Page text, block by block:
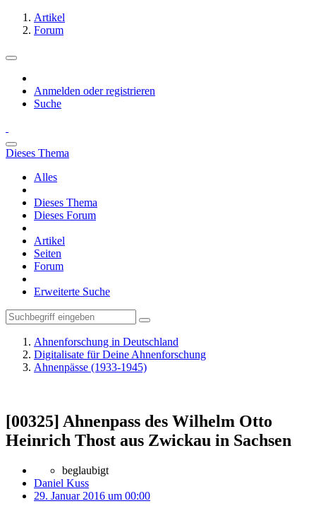
Artikel
Forum
Anmelden oder registrieren
Suche
Dieses Thema
Alles
Dieses Thema
Dieses Forum
Artikel
Seiten
Forum
Erweiterte Suche
Ahnenforschung in Deutschland
Digitalisate für Deine Ahnenforschung
Ahnenpässe (1933-1945)
[00325] Ahnenpass des Wilhelm Otto
Heinrich Thost aus Zwickau in Sachsen
beglaubigt
Daniel Kuss
29. Januar 2016 um 00:00